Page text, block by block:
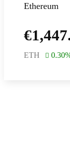
Ethereum
€
ETH 0.30